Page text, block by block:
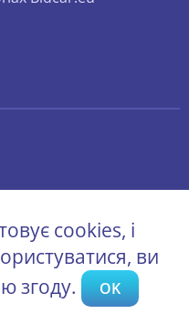
cookies, і
ви
згоду.
OK